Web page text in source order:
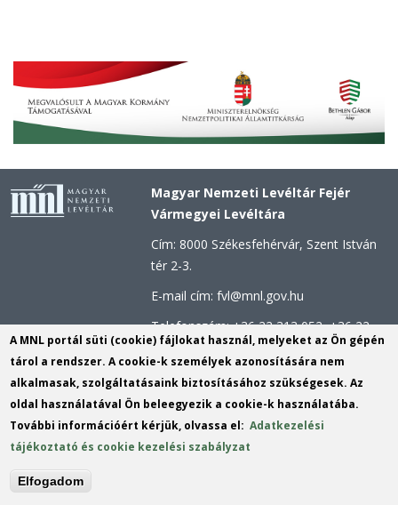
Magyar Nemzeti Levéltár Fejér
Vármegyei Levéltára
Cím: 8000 Székesfehérvár, Szent István
tér 2-3.
E-mail cím: fvl@mnl.gov.hu
Telefonszám: +36 22 313 052, +36 22
312 123
Hivatali kapu azonosító: MNLFML
KRID: 253813110
Hivatali kapu - Központi Érkeztetési
rendszer (KÉR) azonosító: MNL FML
A MNL portál süti (cookie) fájlokat használ, melyeket az Ön gépén
tárol a rendszer. A cookie-k személyek azonosítására nem
alkalmasak, szolgáltatásaink biztosításához szükségesek. Az
oldal használatával Ön beleegyezik a cookie-k használatába.
További információért kérjük, olvassa el:Adatkezelési
tájékoztató és cookie kezelési szabályzat
Elfogadom